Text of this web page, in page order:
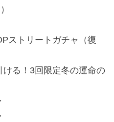
ストリートガチャ（復
る！3回限定冬の運命の